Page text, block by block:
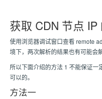
获取 CDN 节点 IP
使用浏览器调试窗口查看 remote
境下，两次解析的结果也有可能会
所以下面介绍的方法 1 不能保证一
可以的。
方法一